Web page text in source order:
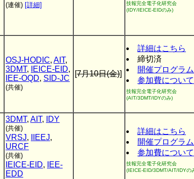
(連催) [詳細] 技報完全電子化研究会
(IDY/IEICE-EIDのみ)
OSJ-HODIC, AIT,
3DMT, IEICE-EID,
IEE-OQD, SID-JC
(共催)
[7月10日(金)]
詳細はこちら
締切済
開催プログラム
参加費について
技報完全電子化研究会
(AIT/3DMT/IDYのみ)
3DMT, AIT, IDY
(共催)
VRSJ, IIEEJ,
URCF
(共催)
IEICE-EID,
IEE-
EDD
詳細はこちら
開催プログラム
参加費について
技報完全電子化研究会
(IEICE-EID/3DMT/AIT/IDYの